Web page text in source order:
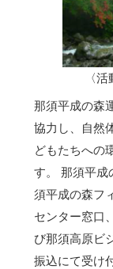
〈
那須平成の森
協力し、自然
どもたちへの
す。 那須平
須平成の森フ
センター窓口
び那須高原ビ
振込にて受け